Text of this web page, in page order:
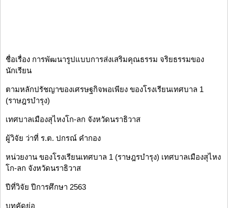
ชื่อเรื่อง การพัฒนารูปแบบการส่งเสริมคุณธรรม จริยธรรมของ
นักเรียน
ตามหลักปรัชญาของเศรษฐกิจพอเพียง ของโรงเรียนเทศบาล 1
(ราษฎรบำรุง)
เทศบาลเมืองสุไหงโก-ลก จังหวัดนราธิวาส
ผู้วิจัย ว่าที่ ร.ต. ปกรณ์ คำกอง
หน่วยงาน ของโรงเรียนเทศบาล 1 (ราษฎรบำรุง) เทศบาลเมืองสุไหง
โก-ลก จังหวัดนราธิวาส
ปีที่วิจัย ปีการศึกษา 2563
บทคัดย่อ